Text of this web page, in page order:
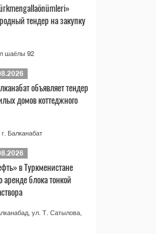
тендер на закупку
шаёлы 92
объявляет тендер
домов коттеджного
Балканабат
в Туркменистане
аренде блока тонкой
ул. Т. Сатылова,